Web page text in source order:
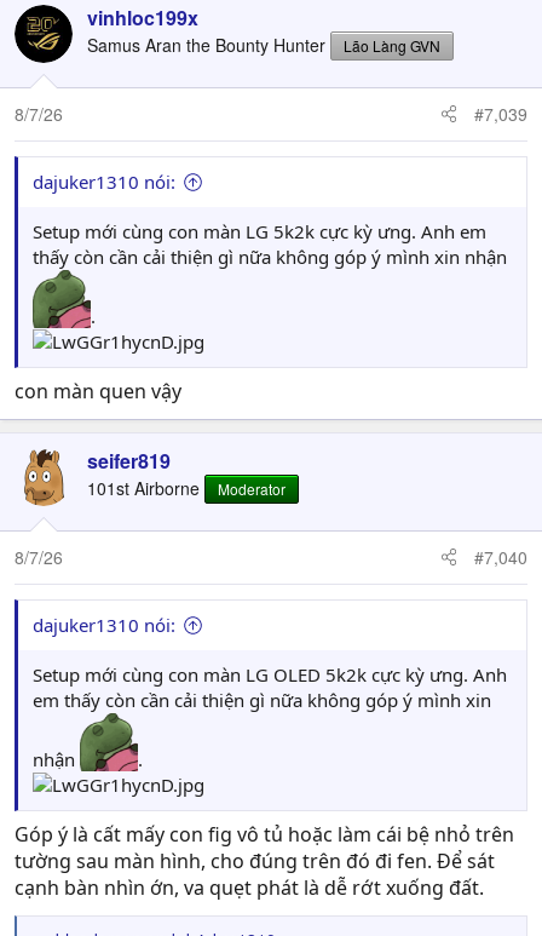
c
t
i
o
n
s
:
vinhloc199x
Samus Aran the Bounty Hunter Lão Làng GVN
8/7/26 #7,039
dajuker1310 nói:
Setup mới cùng con màn LG 5k2k cực kỳ ưng. Anh em
thấy còn cần cải thiện gì nữa không góp ý mình xin nhận
.
con màn quen vậy
seifer819
101st Airborne Moderator
8/7/26 #7,040
dajuker1310 nói:
Setup mới cùng con màn LG OLED 5k2k cực kỳ ưng. Anh
em thấy còn cần cải thiện gì nữa không góp ý mình xin
nhận .
Góp ý là cất mấy con fig vô tủ hoặc làm cái bệ nhỏ trên
tường sau màn hình, cho đúng trên đó đi fen. Để sát
cạnh bàn nhìn ớn, va quẹt phát là dễ rớt xuống đất.